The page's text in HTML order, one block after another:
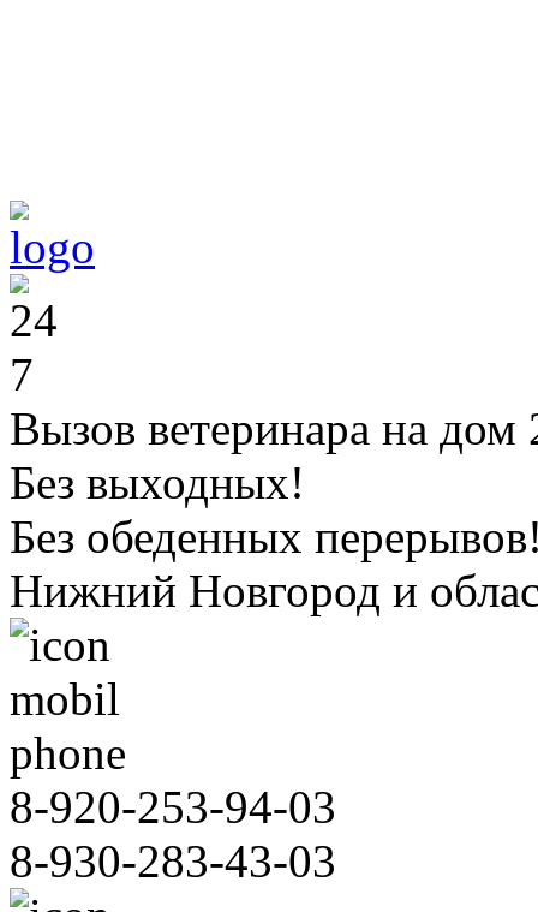
Вызов ветеринара на дом
Без выходных!
Без обеденных
Нижний Новгород и
8-920-253-94-03
8-930-283-43-03